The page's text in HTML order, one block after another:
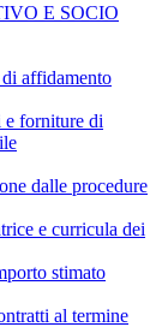
E SOCIO
affidamento
forniture di
dalle procedure
e curricula dei
stimato
al termine